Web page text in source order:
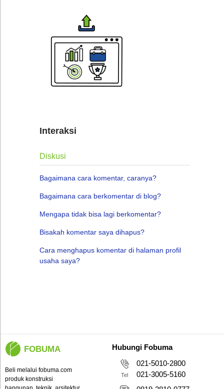
Interaksi
Diskusi
Bagaimana cara komentar, caranya?
Bagaimana cara berkomentar di blog?
Mengapa tidak bisa lagi berkomentar?
Bisakah komentar saya dihapus?
Cara menghapus komentar di halaman profil
usaha saya?
FOBUMA
Beli melalui fobuma.com
produk konstruksi
Hubungi Fobuma
Tel
021-5010-2800
021-3005-5160